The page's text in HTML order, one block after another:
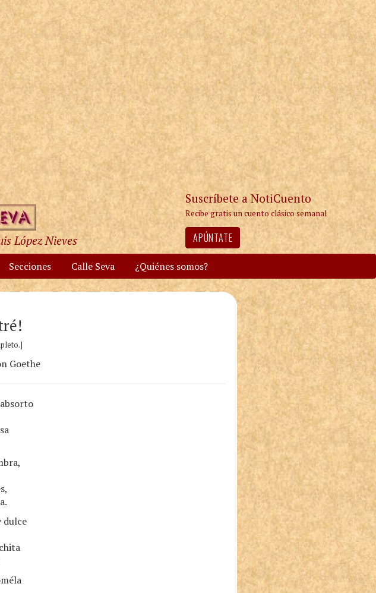
López Nieves
Suscríbete a NotiCuento
Recibe gratis un cuento clásico semanal
APÚNTATE
Secciones Calle Seva ¿Quiénes somos?
Goethe
dulce